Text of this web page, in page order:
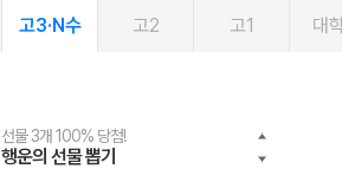
고3·N수 고2 고1 대
선물 3개 100% 당첨!
행운의 선물 뽑기
선물 100% 증정!
메가스터디 X 올리브
여름방학 스터디 캐시백
메가런 썸머스쿨
2027 러셀 단과
강사 공개선발
스마트러닝앱
설문 EVENT
메가패스
3일 무료 체험권
메가패스 수강생 무료혜택!
메가클럽 멤버십
사회공헌 캠페인
희망이룸 메가나눔